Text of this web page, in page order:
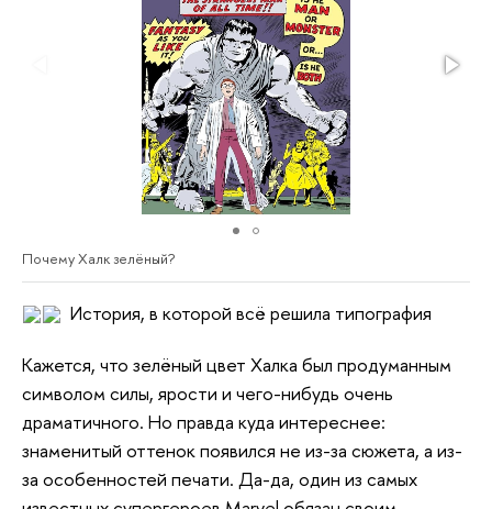
Почему Халк зелёный?
История, в которой всё решила типография
Кажется, что зелёный цвет Халка был продуманным
символом силы, ярости и чего-нибудь очень
драматичного. Но правда куда интереснее:
знаменитый оттенок появился не из-за сюжета, а из-
за особенностей печати. Да-да, один из самых